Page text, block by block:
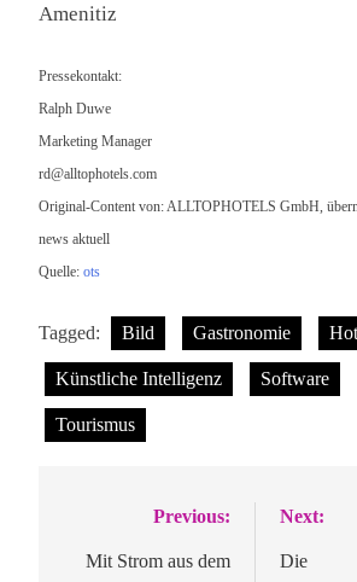
Amenitiz
Pressekontakt:
Ralph Duwe
Marketing Manager
rd@alltophotels.com
Original-Content von: ALLTOPHOTELS GmbH,
news aktuell
Quelle: ots
Tagged: Bild Gastronomie
Künstliche Intelligenz Software
Tourismus
Beitragsnavigation
Previous:
Mit Strom aus dem
Next:
Die